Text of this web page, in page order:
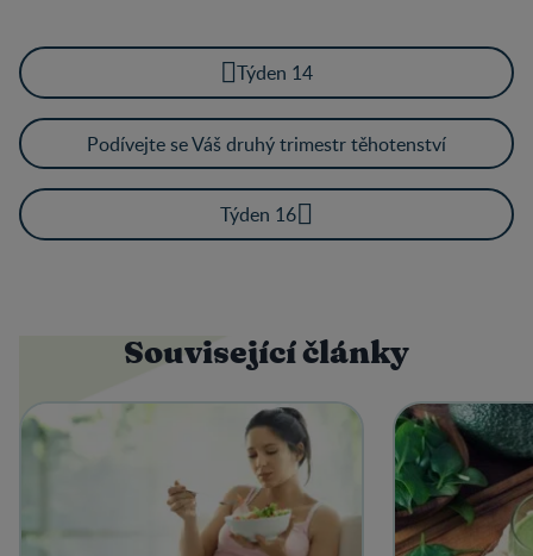
Týden 14
Podívejte se Váš druhý trimestr těhotenství
Týden 16
Související články